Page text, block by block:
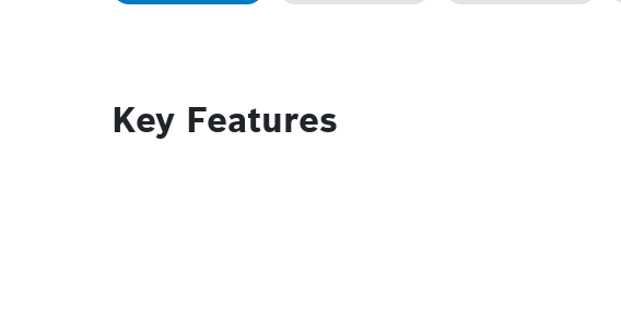
Key Features